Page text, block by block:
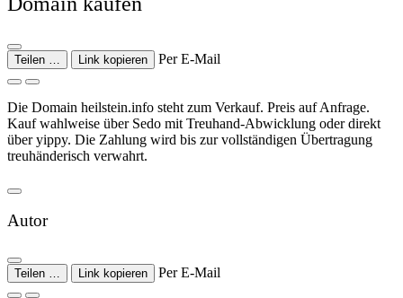
Teilen … Link kopieren Per E-Mail
Die Domain heilstein.info steht zum Verkauf. Preis auf Anfrage.
Kauf wahlweise über Sedo mit Treuhand-Abwicklung oder direkt
über yippy. Die Zahlung wird bis zur vollständigen Übertragung
treuhänderisch verwahrt.
Autor
Teilen … Link kopieren Per E-Mail